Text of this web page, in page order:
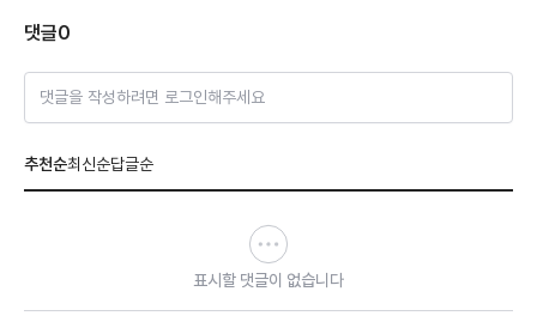
댓글0
댓글을 작성하려면 로그인해주세요
추천순최신순답글순
표시할 댓글이 없습니다